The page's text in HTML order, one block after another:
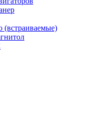
(встраиваемые)